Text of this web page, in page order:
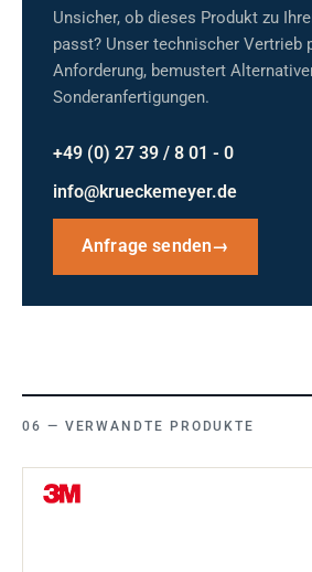
Unsicher, ob dieses Produkt zu
passt? Unser technischer Vertrieb
Anforderung, bemustert
Sonderanfertigungen.
+49 (0) 27 39 / 8 01 - 0
info@krueckemeyer.de
Anfrage senden→
VERWANDTE PRODUKTE